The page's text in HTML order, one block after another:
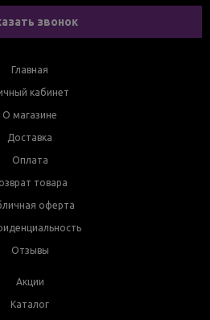
звонок
Главная
кабинет
О магазине
Доставка
Оплата
товара
оферта
Отзывы
Акции
Каталог